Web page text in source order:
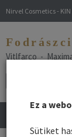
Nirvel Cosmetics -
Vitlfarco -
navigation
Ez a
Sütiket